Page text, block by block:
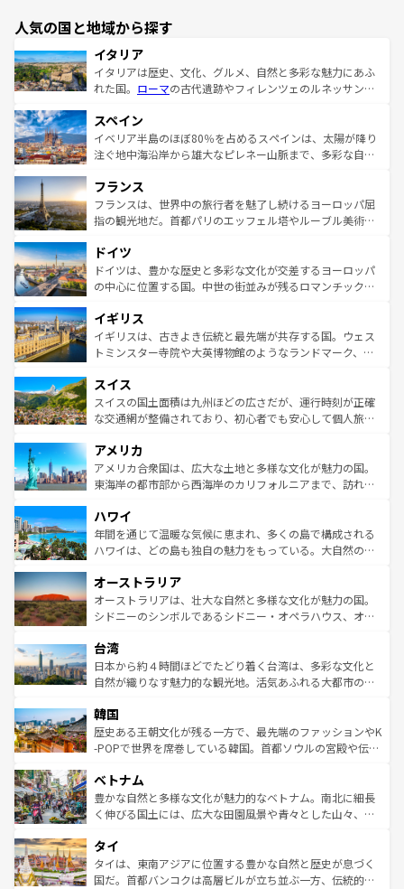
人気の国と地域から探す
イタリア
イタリアは歴史、文化、グルメ、自然と多彩な魅力にあふ
れた国。 ローマの古代遺跡やフィレンツェのルネッサンス
ろん、トスカーナの美しい田園風景やアマルフィ海岸の絶
景など、自然景観も見逃せない。観光の合間には、本場の
ピザやパスタなど、絶品のイタリア料理を堪能することも
ませてくれるイタリアで、忘れられない旅をしてみよう！
なお、新着のイタリア情報はコンテンツ一覧 を参照してほ
しい。
スペイン
イベリア半島のほぼ80％を占めるスペインは、太陽が降り
注ぐ地中海沿岸から雄大なピレネー山脈まで、多彩な自然
文化が根付くこの国では、情熱的なフラメンコ、熱気あふ
れる闘牛、そして美味しいタパスが生活の一部となってい
る。首都マドリードの洗練された雰囲気や、バルセロナの
の城塞都市、穏やかなビーチリゾートまで多彩な表情を見
せる。地方によって風土や気候が異なるスペインはその個
性で訪れる人を魅了する。 なお、新着のスペイン情報はコ
フランス
フランスは、世界中の旅行者を魅了し続けるヨーロッパ屈
指の観光地だ。首都パリのエッフェル塔やルーブル美術館
で、幅広い魅力が詰まっている。華麗な宮殿、歴史的な大
聖堂、美しいビーチ、そして豊かな自然が、訪れる者を心
から魅了する。また、フランスは美食の国としても知ら
いる。シャンパンの発祥地であるランス、プロヴァンスの
香り高いラベンダー畑など、多彩な楽しみ方が可能だ。さ
らに、パリ以外の地域にも魅力が溢れており、どの街角に
れる地方に足を運ぶとそれぞれで全く異なる文化を体験で
きるだろう。 なお、新着のフランス情報はコンテンツ一覧
を参照してほしい。
ドイツ
ドイツは、豊かな歴史と多彩な文化が交差するヨーロッパ
の中心に位置する国。中世の街並みが残るロマンチック街
顔を持つこの国は、どこを歩いても飽きることがない。ベ
ルリンの文化的活気、バイエルン州のアルプスの絶景、そ
してライン川沿いのワイン畑といった風景は必見。ビール
は、お酒好きな人にはぜひ体験してほしい。 なお、新着の
ドイツ情報はコンテンツ一覧を参照してほしい。
イギリス
イギリスは、古きよき伝統と最先端が共存する国。ウェス
トミンスター寺院や大英博物館のようなランドマーク、歴
リアごとに異なる魅力がある。また、優雅なアフタヌーン
ティー、ビール好きにはたまらない英国パブ、サッカー観
戦など、本場だからこそできる体験も豊富。イギリスを旅
ンツ一覧を参照してほしい。
スイス
スイスの国土面積は九州ほどの広さだが、運行時刻が正確
な交通網が整備されており、初心者でも安心して個人旅行
の建物がそのまま残る町や、スイスならではのユニークな
博物館もあり、アルプス観光だけでなく町歩きも満喫する
ことができる。国民の所得が高いため物価も高いが、旅行
ば市内交通費無料で観光を楽しむこともできる。 なお、新
着のスイス情報はコンテンツ一覧 を参照してほしい。
アメリカ
アメリカ合衆国は、広大な土地と多様な文化が魅力の国。
東海岸の都市部から西海岸のカリフォルニアまで、訪れる
のような巨大都市は、観光、ショッピング、エンターテイ
ンメントが詰まった刺激的なスポットだ。一方、アメリカ
西部には大自然が広がり、グランドキャニオンやイエロー
部のニューオーリンズでは、音楽と美食が融合した独特の
文化が魅力。旅行者はアメリカの各地域で異なる魅力を楽
しみながら、その多様性と豊かな歴史を感じることができ
ならではの贅沢な旅のスタイルだ。 なお、新着のアメリカ
情報はコンテンツ一覧を参照してほしい。
ハワイ
年間を通じて温暖な気候に恵まれ、多くの島で構成される
ハワイは、どの島も独自の魅力をもっている。大自然の神
ワイ島は見逃せない。また、定番の観光地といえばオアフ
島だが、静かな自然を求めるならマウイ島やカウアイ島が
おすすめ。エメラルドグリーンに輝く海をはじめ、豊かな
れるおもてなしの心で訪れる人々を迎えてくれるハワイの
人々、おいしいローカルフードやハワイアンミュージッ
ク、伝統的なフラダンスなど、すべてがハワイの魅力を彩
ワイを、存分に味わってほしい。 なお、新着のハワイ情報
はコンテンツ一覧を参照してほしい。
オーストラリア
オーストラリアは、壮大な自然と多様な文化が魅力の国。
シドニーのシンボルであるシドニー・オペラハウス、オー
リアリーフや大陸中央部にそびえるウルル（エアーズロッ
ク）、タスマニアの美しい原生林やケアンズの熱帯雨林な
ど、見どころがたくさん。また、カフェやワイン、オージ
いる。アクティビティも充実しており、サーフィンやダイ
ビング、ハイキングなど、アウトドア好きにはたまらな
い。オーストラリアの多彩な魅力を存分に味わいつくそ
参照してほしい。
台湾
日本から約４時間ほどでたどり着く台湾は、多彩な文化と
自然が織りなす魅力的な観光地。活気あふれる大都市の台
ン）、静ひつな山岳地帯である台湾東部など、都市の喧騒
と山間の静けさが共存しており、訪れる人に新しい発見と
驚きをもたらしてくれる。また、奥深い台湾の食文化も魅
容にもいいと評判のスイーツなど、バラエティ豊かな料理
が味わえる。 なお、新着の台湾情報は コンテンツ一覧を参
照してほしい。
韓国
歴史ある王朝文化が残る一方で、最先端のファッションやK
-POPで世界を席巻している韓国。首都ソウルの宮殿や伝統
き、地方に足を延ばせば四季折々の自然美を楽しむことが
できる。そして、キムチや焼肉、絶品のストリートフード
まで、さまざまな韓国料理が待っている。夜には、韓国な
リティに包まれながら、韓国の多彩な魅力を心ゆくまで味
わってみてほしい。 なお、新着の韓国情報はコンテンツ一
覧を参照してほしい。
ベトナム
豊かな自然と多様な文化が魅力的なベトナム。南北に細長
く伸びる国土には、広大な田園風景や青々とした山々、世
急速な発展と共に伝統が息づく。ハノイの古い町並みやホ
ーチミン市のフランス統治時代の建物も、独特の雰囲気を
醸し出している。また、バラエティの豊かさとおいしさで
タイ
タイは、東南アジアに位置する豊かな自然と歴史が息づく
国だ。首都バンコクは高層ビルが立ち並ぶ一方、伝統的な